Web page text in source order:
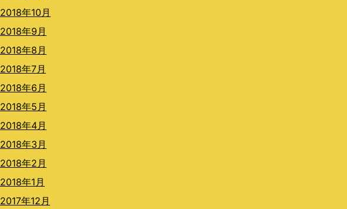
2018年10月
2018年9月
2018年8月
2018年7月
2018年6月
2018年5月
2018年4月
2018年3月
2018年2月
2018年1月
2017年12月